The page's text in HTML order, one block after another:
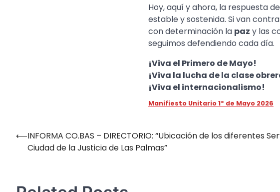
Hoy, aquí y ahora, la respuesta
estable y sostenida. Si van
con determinación la paz y las
seguimos defendiendo cada día.
¡Viva el Primero de Mayo!
¡Viva la lucha de la clase
¡Viva el internacionalismo!
Manifiesto Unitario 1º de Mayo 2026
Navegación
⟵INFORMA CO.BAS – DIRECTORIO: “Ubicación de los diferentes
Ciudad de la Justicia de Las Palmas”